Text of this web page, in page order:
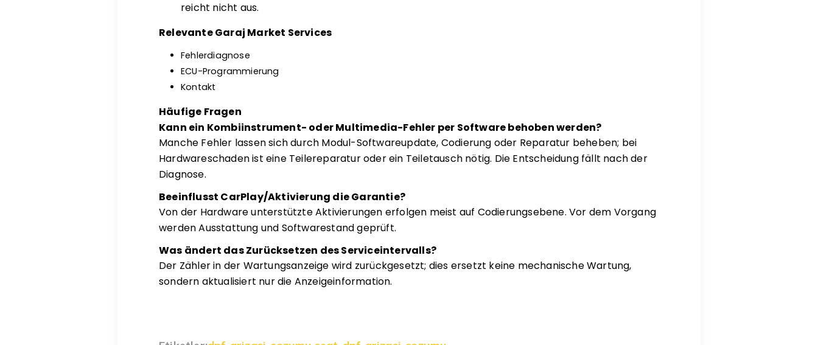
reicht nicht aus.
Relevante Garaj Market Services
Fehlerdiagnose
ECU-Programmierung
Kontakt
Häufige Fragen
Kann ein Kombiinstrument- oder Multimedia-Fehler per Software behoben werden?
Manche Fehler lassen sich durch Modul-Softwareupdate, Codierung oder Reparatur beheben; bei
Hardwareschaden ist eine Teilereparatur oder ein Teiletausch nötig. Die Entscheidung fällt nach der
Diagnose.
Beeinflusst CarPlay/Aktivierung die Garantie?
Von der Hardware unterstützte Aktivierungen erfolgen meist auf Codierungsebene. Vor dem Vorgang
werden Ausstattung und Softwarestand geprüft.
Was ändert das Zurücksetzen des Serviceintervalls?
Der Zähler in der Wartungsanzeige wird zurückgesetzt; dies ersetzt keine mechanische Wartung,
sondern aktualisiert nur die Anzeigeinformation.